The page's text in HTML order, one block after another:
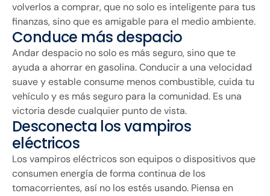
volverlos a comprar, que no solo es inteligente para tus
finanzas, sino que es amigable para el medio ambiente.
Conduce más despacio
Andar despacio no solo es más seguro, sino que te
ayuda a ahorrar en gasolina. Conducir a una velocidad
suave y estable consume menos combustible, cuida tu
vehículo y es más seguro para la comunidad. Es una
victoria desde cualquier punto de vista.
Desconecta los vampiros
eléctricos
Los vampiros eléctricos son equipos o dispositivos que
consumen energía de forma continua de los
tomacorrientes, así no los estés usando. Piensa en